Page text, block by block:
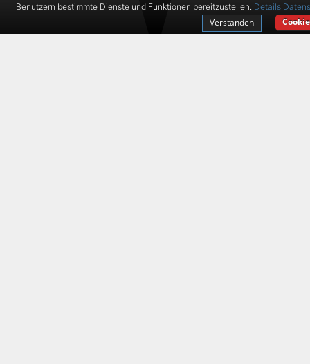
Benutzern bestimmte Dienste und Funktionen bereitzustellen. Details
Verstanden